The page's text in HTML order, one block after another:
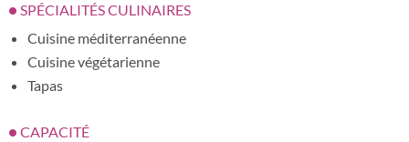
SPÉCIALITÉS CULINAIRES
Cuisine méditerranéenne
Cuisine végétarienne
Tapas
CAPACITÉ